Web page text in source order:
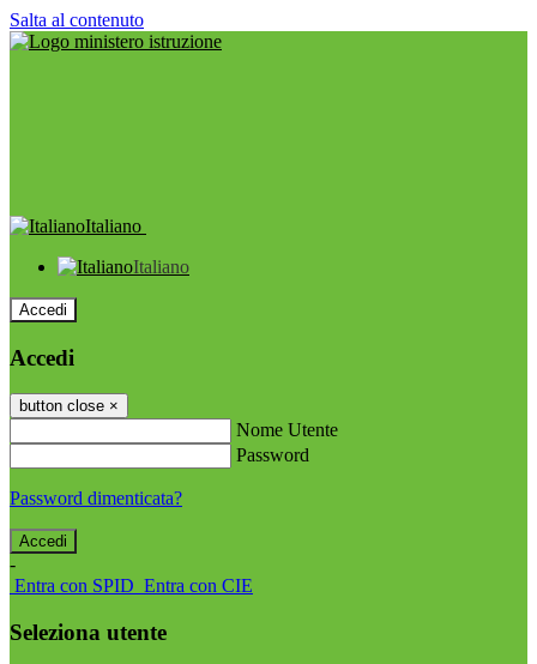
Salta al contenuto
Italiano
Italiano
Accedi
Accedi
button close ×
Nome Utente
Password
Password dimenticata?
-
Entra con SPID Entra con CIE
Seleziona utente